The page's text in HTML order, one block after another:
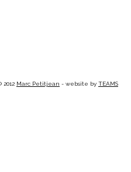
Marc Petitjean - website by TEAMS